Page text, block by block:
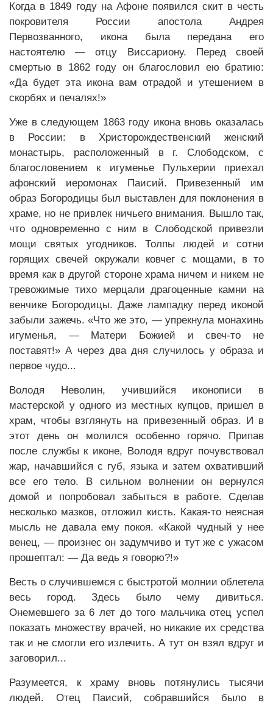
Когда в 1849 году на Афоне появился скит в честь
покровителя России апостола Андрея
Первозванного, икона была передана его
настоятелю — отцу Виссариону. Перед своей
смертью в 1862 году он благословил ею братию:
«Да будет эта икона вам отрадой и утешением в
скорбях и печалях!»
Уже в следующем 1863 году икона вновь оказалась
в России: в Христорождественский женский
монастырь, расположенный в г. Слободском, с
благословением к игуменье Пульхерии приехал
афонский иеромонах Паисий. Привезенный им
образ Богородицы был выставлен для поклонения в
храме, но не привлек ничьего внимания. Вышло так,
что одновременно с ним в Слободской привезли
мощи святых угодников. Толпы людей и сотни
горящих свечей окружали ковчег с мощами, в то
время как в другой стороне храма ничем и никем не
тревожимые тихо мерцали драгоценные камни на
венчике Богородицы. Даже лампадку перед иконой
забыли зажечь. «Что же это, — упрекнула монахинь
игуменья, — Матери Божией и свеч-то не
поставят!» А через два дня случилось у образа и
первое чудо...
Володя Неволин, учившийся иконописи в
мастерской у одного из местных купцов, пришел в
храм, чтобы взглянуть на привезенный образ. И в
этот день он молился особенно горячо. Припав
после службы к иконе, Володя вдруг почувствовал
жар, начавшийся с губ, языка и затем охвативший
все его тело. В сильном волнении он вернулся
домой и попробовал забыться в работе. Сделав
несколько мазков, отложил кисть. Какая-то неясная
мысль не давала ему покоя. «Какой чудный у нее
венец, — произнес он задумчиво и тут же с ужасом
прошептал: — Да ведь я говорю?!»
Весть о случившемся с быстротой молнии облетела
весь город. Здесь было чему дивиться.
Онемевшего за 6 лет до того мальчика отец успел
показать множеству врачей, но никакие их средства
так и не смогли его излечить. А тут он взял вдруг и
заговорил...
Разумеется, к храму вновь потянулись тысячи
людей. Отец Паисий, собравшийся было в